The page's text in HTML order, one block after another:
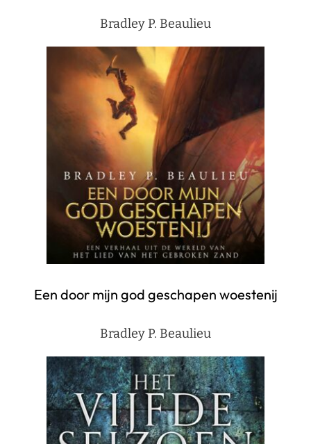
Bradley P. Beaulieu
Een door mijn god geschapen woestenij
Bradley P. Beaulieu